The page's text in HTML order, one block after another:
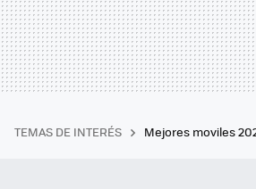
TEMAS DE INTERÉS Mejores moviles